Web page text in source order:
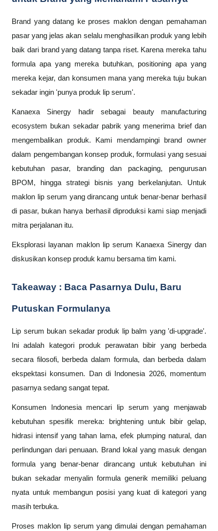
Brand yang datang ke proses maklon dengan pemahaman
pasar yang jelas akan selalu menghasilkan produk yang lebih
baik dari brand yang datang tanpa riset. Karena mereka tahu
formula apa yang mereka butuhkan, positioning apa yang
mereka kejar, dan konsumen mana yang mereka tuju bukan
sekadar ingin 'punya produk lip serum'.
Kanaexa Sinergy hadir sebagai beauty manufacturing
ecosystem bukan sekadar pabrik yang menerima brief dan
mengembalikan produk. Kami mendampingi brand owner
dalam pengembangan konsep produk, formulasi yang sesuai
kebutuhan pasar, branding dan packaging, pengurusan
BPOM, hingga strategi bisnis yang berkelanjutan. Untuk
maklon lip serum yang dirancang untuk benar-benar berhasil
di pasar, bukan hanya berhasil diproduksi kami siap menjadi
mitra perjalanan itu.
Eksplorasi layanan maklon lip serum Kanaexa Sinergy dan
diskusikan konsep produk kamu bersama tim kami.
Takeaway : Baca Pasarnya Dulu, Baru
Putuskan Formulanya
Lip serum bukan sekadar produk lip balm yang 'di-upgrade'.
Ini adalah kategori produk perawatan bibir yang berbeda
secara filosofi, berbeda dalam formula, dan berbeda dalam
ekspektasi konsumen. Dan di Indonesia 2026, momentum
pasarnya sedang sangat tepat.
Konsumen Indonesia mencari lip serum yang menjawab
kebutuhan spesifik mereka: brightening untuk bibir gelap,
hidrasi intensif yang tahan lama, efek plumping natural, dan
perlindungan dari penuaan. Brand lokal yang masuk dengan
formula yang benar-benar dirancang untuk kebutuhan ini
bukan sekadar menyalin formula generik memiliki peluang
nyata untuk membangun posisi yang kuat di kategori yang
masih terbuka.
Proses maklon lip serum yang dimulai dengan pemahaman